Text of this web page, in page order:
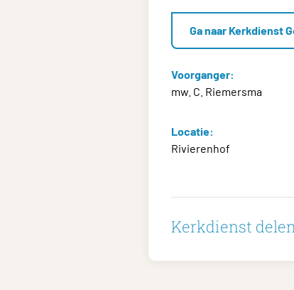
Ga naar Kerkdienst
Voorganger:
mw. C. Riemersma
Locatie:
Rivierenhof
Kerkdienst